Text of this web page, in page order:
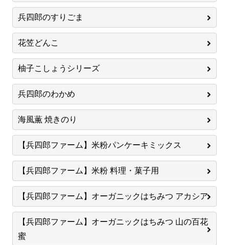
兵四郎のすりごま
花笠どんこ
柚子こしょうシリーズ
兵四郎のわかめ
海風薫 焼きのり
【兵四郎ファーム】米粉パンケーキミックス
【兵四郎ファーム】米粉 料理・菓子用
【兵四郎ファーム】オーガニックはちみつ アカシア
【兵四郎ファーム】オーガニックはちみつ 山の百花
蜜